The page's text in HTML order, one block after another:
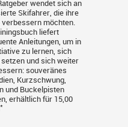
wendet sich an
Skifahrer, die ihre
möchten.
liefert
Anleitungen, um in
zu lernen, sich
und sich weiter
souveränes
Kurzschwung,
und Buckelpisten
erhältlich für 15,00
*